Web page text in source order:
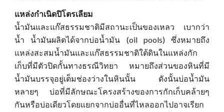
แหล่งกำเนิดปิโตรเลียม
น้ำมันและแก๊สธรรมชาติมีสถานะเป็นของเหลว เบากว่า
น้ำ น้ำมันผลิตได้จากบ่อน้ำมัน (oil pools) ซึ่งหมายถึง
แหล่งสะสมน้ำมันและแก๊สธรรมชาติใต้ดินในแหล่งกัก
เก็บที่มีตัวปิดกั้นทางธรณีวิทยา หมายถึงส่วนของหินที่มี
น้ำมันบรรจุอยู่เต็มช่องว่างในหินนั้น ดังนั้นบ่อน้ำมัน
หลายๆ บ่อที่มีลักษณะโครงสร้างของการกักเก็บคล้ายๆ
กันหรือบ่อเดียวโดยแยกจากบ่ออื่นที่ไหลออกไปอาจเรียก